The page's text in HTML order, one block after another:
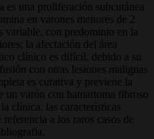
es una proliferación subcutánea
en varones menores de 2
variable, con predominio en la
la afectación del área
clínico es difícil, debido a su
con otras lesiones malignas
es curativa y previene la
un varón con hamartoma fibroso
clínica, las características
a los raros casos de